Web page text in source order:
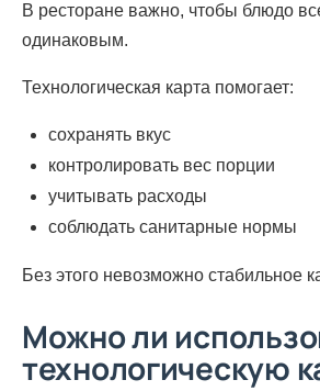
В ресторане важно, чтобы блюдо
одинаковым.
Технологическая карта помогает:
сохранять вкус
контролировать вес порции
учитывать расходы
соблюдать санитарные нормы
Без этого невозможно стабильное
Можно ли
технологическую